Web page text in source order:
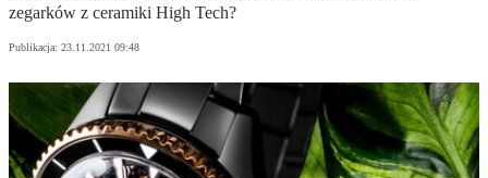
zegarków z ceramiki High Tech?
Publikacja: 23.11.2021 09:48